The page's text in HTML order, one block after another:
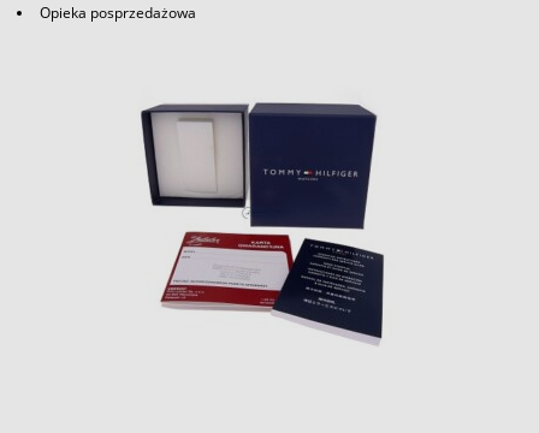
Opieka posprzedażowa